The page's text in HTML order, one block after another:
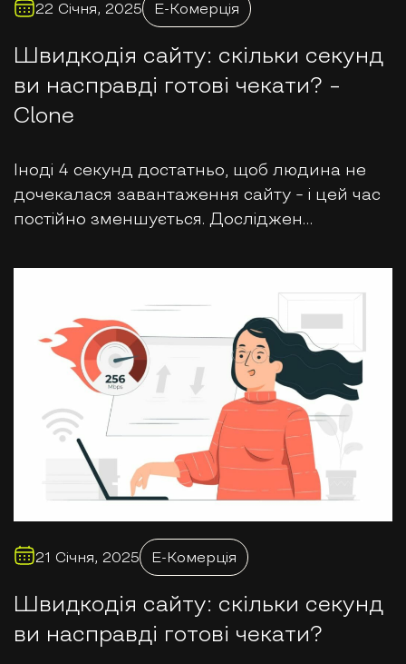
22 Січня, 2025 E-Комерція
Швидкодія сайту: скільки секунд
ви насправді готові чекати? –
Clone
Іноді 4 секунд достатньо, щоб людина не
дочекалася завантаження сайту – і цей час
постійно зменшується. Досліджен…
21 Січня, 2025 E-Комерція
Швидкодія сайту: скільки секунд
ви насправді готові чекати?